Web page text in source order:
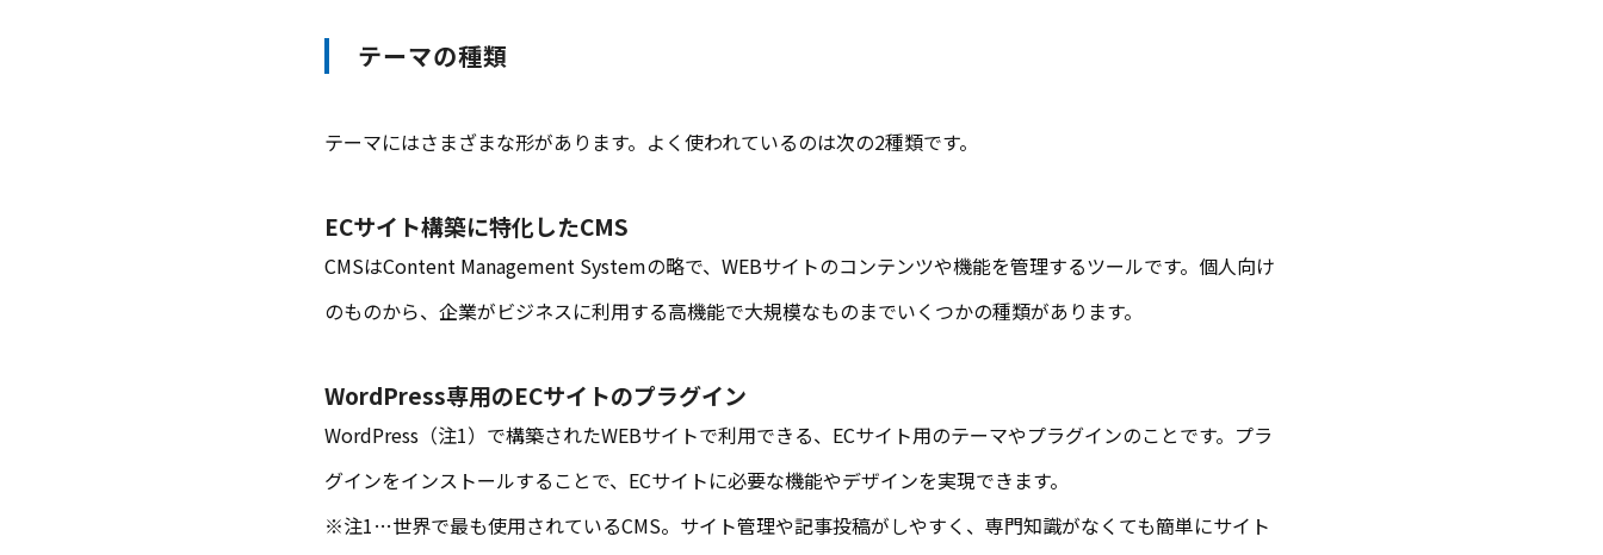
テーマの種類
テーマにはさまざまな形があります。よく使われているのは次の2種類です。
ECサイト構築に特化したCMS
CMSはContent Management Systemの略で、WEBサイトのコンテンツや機能を管理するツールです。個人向け
のものから、企業がビジネスに利用する高機能で大規模なものまでいくつかの種類があります。
WordPress専用のECサイトのプラグイン
WordPress（注1）で構築されたWEBサイトで利用できる、ECサイト用のテーマやプラグインのことです。プラ
グインをインストールすることで、ECサイトに必要な機能やデザインを実現できます。
※注1…世界で最も使用されているCMS。サイト管理や記事投稿がしやすく、専門知識がなくても簡単にサイト